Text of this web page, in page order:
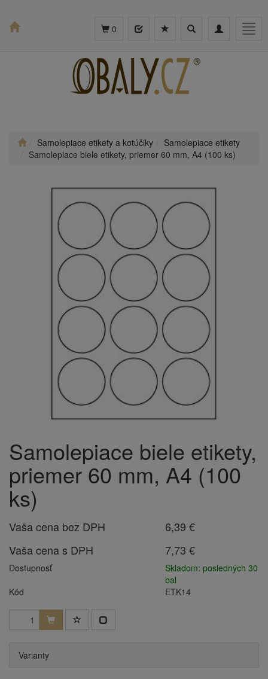
Toggle
Toggle
0
Samolepiace etikety a kotúčiky
Samolepiace etikety
Samolepiace biele etikety, priemer 60 mm, A4 (100 ks)
Samolepiace biele etikety,
priemer 60 mm, A4 (100
ks)
Vaša cena bez DPH
6,39 €
Vaša cena s DPH
7,73 €
Dostupnosť
Skladom: posledných 30
bal
Kód
ETK14
Varianty